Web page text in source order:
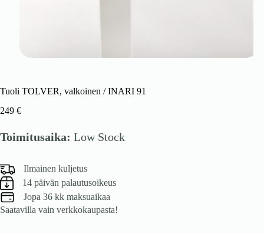
Tuoli TOLVER, valkoinen / INARI 91
249 €
Toimitusaika: Low Stock
Ilmainen kuljetus
14 päivän palautusoikeus
Jopa 36 kk maksuaikaa
Saatavilla vain verkkokaupasta!